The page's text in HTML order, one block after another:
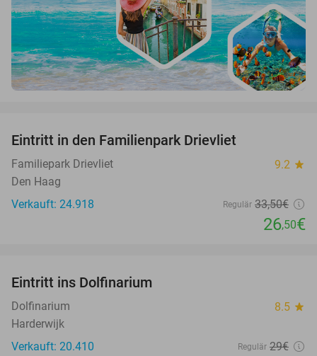
Eintritt in den Familienpark Drievliet
Familiepark Drievliet 9.2 star
Den Haag
Verkauft: 24.918
Regulär 33,50€
26,50€
Eintritt ins Dolfinarium
Dolfinarium 8.5 star
Harderwijk
Verkauft: 20.410
Regulär 29€